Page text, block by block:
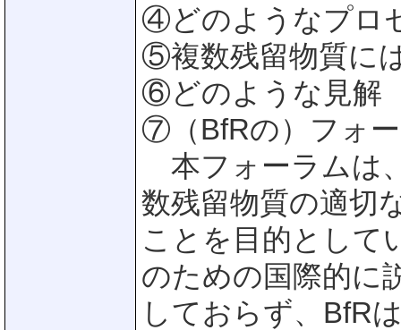
④どのようなプロ
⑤複数残留物質に
⑥どのような見解
⑦（BfRの）フォ
本フォーラムは
数残留物質の適切
ことを目的として
のための国際的に
しておらず、BfR